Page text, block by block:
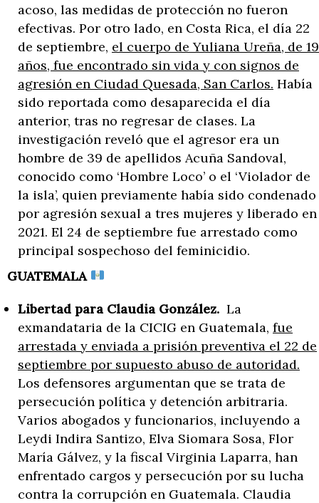
acoso, las medidas de protección no fueron
efectivas. Por otro lado, en Costa Rica, el día 22
de septiembre, el cuerpo de Yuliana Ureña, de 19
años, fue encontrado sin vida y con signos de
agresión en Ciudad Quesada, San Carlos. Había
sido reportada como desaparecida el día
anterior, tras no regresar de clases. La
investigación reveló que el agresor era un
hombre de 39 de apellidos Acuña Sandoval,
conocido como ‘Hombre Loco’ o el ‘Violador de
la isla’, quien previamente había sido condenado
por agresión sexual a tres mujeres y liberado en
2021. El 24 de septiembre fue arrestado como
principal sospechoso del feminicidio.
GUATEMALA
Libertad para Claudia González. La
exmandataria de la CICIG en Guatemala, fue
arrestada y enviada a prisión preventiva el 22 de
septiembre por supuesto abuso de autoridad.
Los defensores argumentan que se trata de
persecución política y detención arbitraria.
Varios abogados y funcionarios, incluyendo a
Leydi Indira Santizo, Elva Siomara Sosa, Flor
María Gálvez, y la fiscal Virginia Laparra, han
enfrentado cargos y persecución por su lucha
contra la corrupción en Guatemala. Claudia